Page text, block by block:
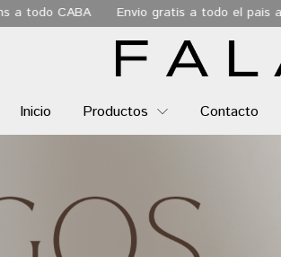
a partir de los $180.000 6 Cuotas sin
Inicio Productos Contacto